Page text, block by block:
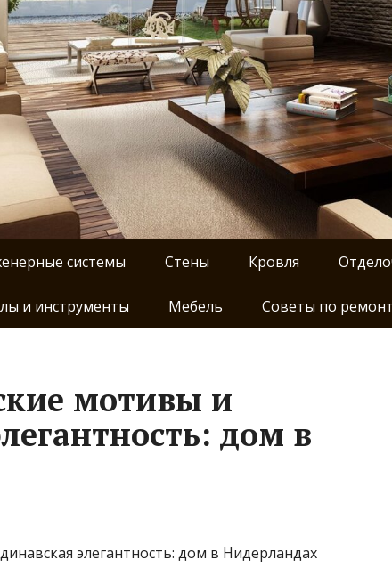
системы Стены Кровля
и инструменты Мебель Советы по
мотивы и
дом в